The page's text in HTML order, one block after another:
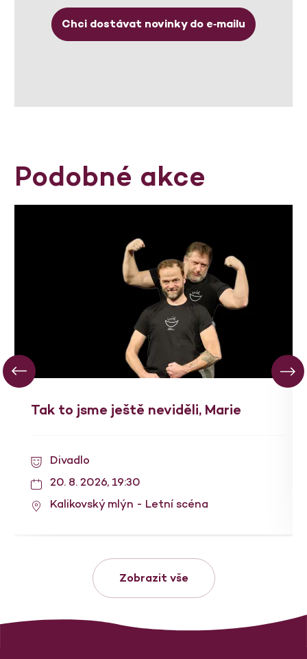
Chci dostávat novinky do e‑mailu
Podobné akce
Tak to jsme ještě neviděli, Marie
Divadlo
20. 8. 2026, 19:30
Kalikovský mlýn - Letní scéna
Zobrazit vše